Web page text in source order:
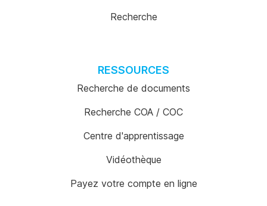
Recherche
RESSOURCES
Recherche de documents
Recherche COA / COC
Centre d'apprentissage
Vidéothèque
Payez votre compte en ligne